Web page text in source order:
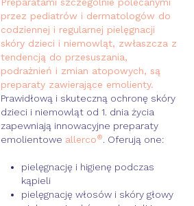
przez pediatrów i dermatologów do
codziennej i regularnej pielęgnacji
skóry dzieci i niemowląt, zwłaszcza z
tendencją do przesuszania,
podrażnień i zmian atopowych, są
preparaty zawierające emolienty.
Prawidłową i skuteczną ochronę skóry
dzieci i niemowląt od 1. dnia życia
zapewniają innowacyjne preparaty
emolientowe allerco®. Oferują one:
pielęgnację i higienę podczas
kąpieli
pielęgnację włosów i skóry głowy